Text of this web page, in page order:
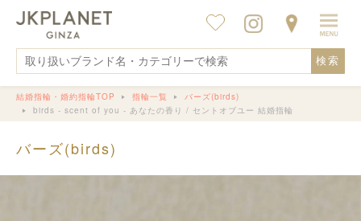
検索
結婚指輪・婚約指輪TOP 指輪一覧
バーズ(birds)
birds - scent of you - あなたの香り / セントオブユー 結婚指輪
バーズ(birds)